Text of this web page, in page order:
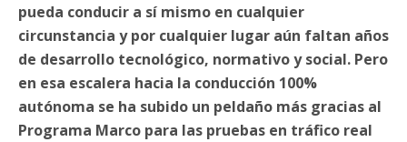
pueda conducir a sí mismo en cualquier
circunstancia y por cualquier lugar aún faltan años
de desarrollo tecnológico, normativo y social. Pero
en esa escalera hacia la conducción 100%
autónoma se ha subido un peldaño más gracias al
Programa Marco para las pruebas en tráfico real